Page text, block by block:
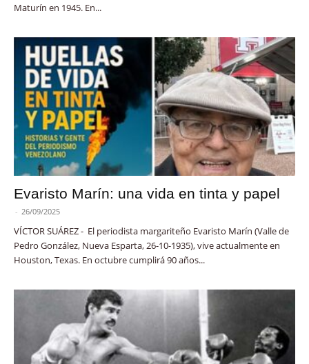
Maturín en 1945. En...
Evaristo Marín: una vida en tinta y papel
- 26/09/2025
VÍCTOR SUÁREZ - El periodista margariteño Evaristo Marín (Valle de
Pedro González, Nueva Esparta, 26-10-1935), vive actualmente en
Houston, Texas. En octubre cumplirá 90 años...